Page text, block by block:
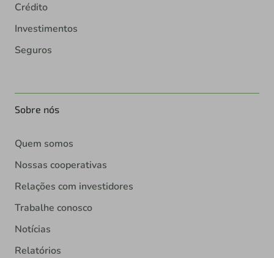
Crédito
Investimentos
Seguros
Sobre nós
Quem somos
Nossas cooperativas
Relações com investidores
Trabalhe conosco
Notícias
Relatórios